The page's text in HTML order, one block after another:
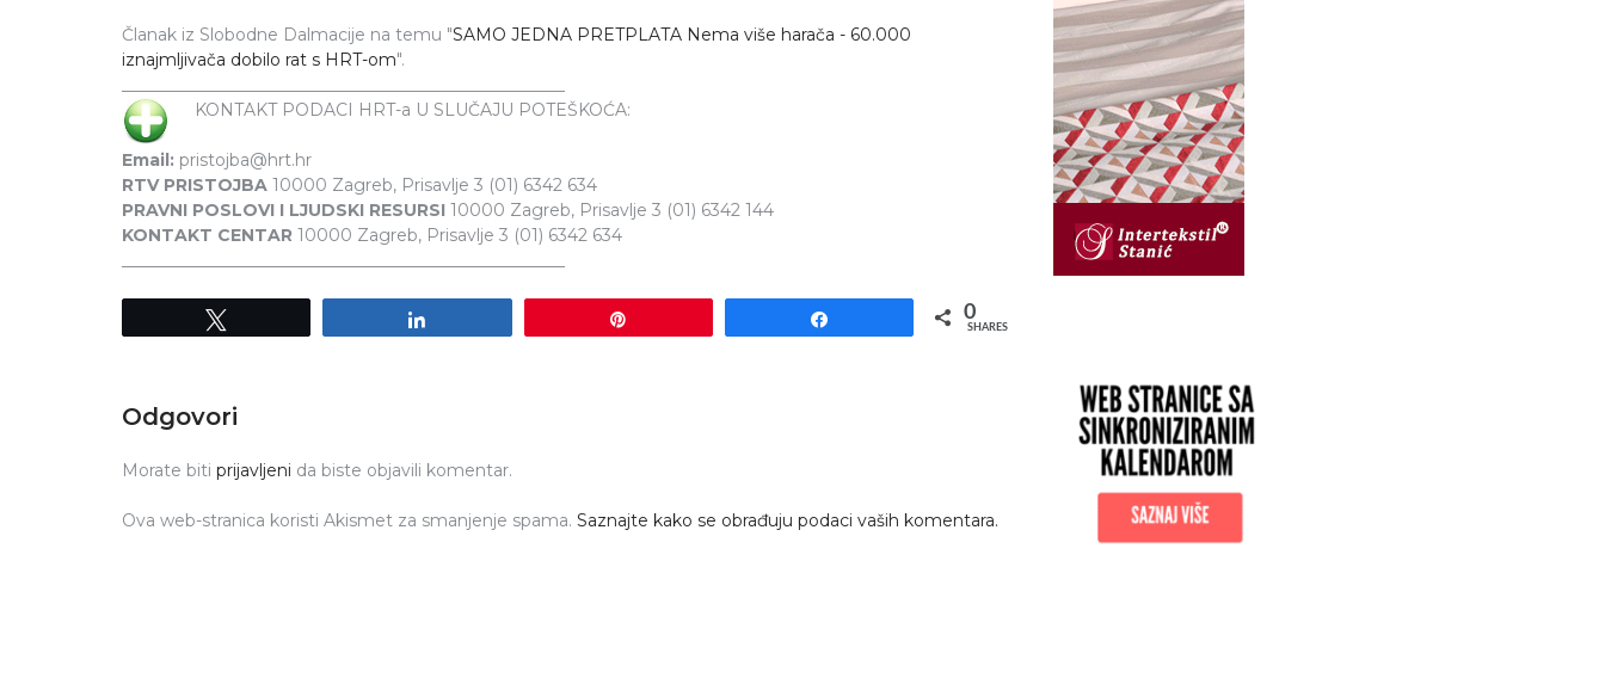
Članak iz Slobodne Dalmacije na temu "SAMO JEDNA PRETPLATA Nema više harača - 60.000
iznajmljivača dobilo rat s HRT-om".
KONTAKT PODACI HRT-a U SLUČAJU POTEŠKOĆA:
Email: pristojba@hrt.hr
RTV PRISTOJBA 10000 Zagreb, Prisavlje 3 (01) 6342 634
PRAVNI POSLOVI I LJUDSKI RESURSI 10000 Zagreb, Prisavlje 3 (01) 6342 144
KONTAKT CENTAR 10000 Zagreb, Prisavlje 3 (01) 6342 634
0
SHARES
Odgovori
Morate biti prijavljeni da biste objavili komentar.
Ova web-stranica koristi Akismet za smanjenje spama. Saznajte kako se obrađuju podaci vaših komentara.